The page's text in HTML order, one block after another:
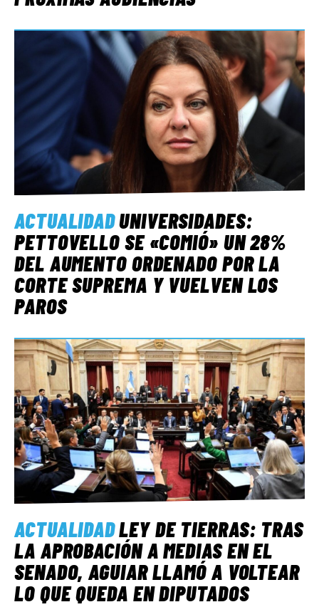
ACTUALIDADUNIVERSIDADES:
PETTOVELLO SE «COMIÓ» UN 28%
DEL AUMENTO ORDENADO POR LA
CORTE SUPREMA Y VUELVEN LOS
PAROS
ACTUALIDADLEY DE TIERRAS: TRAS
LA APROBACIÓN A MEDIAS EN EL
SENADO, AGUIAR LLAMÓ A VOLTEAR
LO QUE QUEDA EN DIPUTADOS